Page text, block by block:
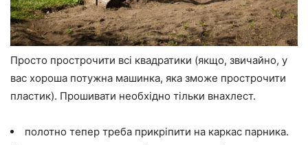
Просто прострочити всі квадратики (якщо, звичайно, у
вас хороша потужна машинка, яка зможе прострочити
пластик). Прошивати необхідно тільки внахлест.
полотно тепер треба прикріпити на каркас парника.